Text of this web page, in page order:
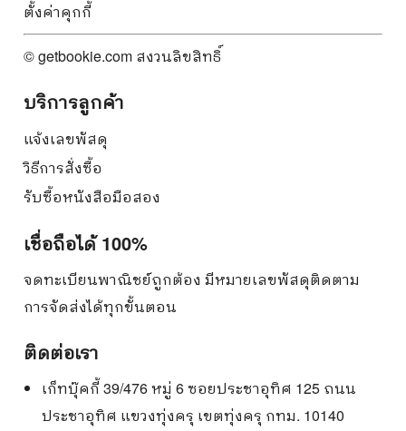
ตั้งค่าคุกกี้
© getbookie.com สงวนลิขสิทธิ์
บริการลูกค้า
แจ้งเลขพัสดุ
วิธีการสั่งซื้อ
รับซื้อหนังสือมือสอง
เชื่อถือได้ 100%
จดทะเบียนพาณิชย์ถูกต้อง มีหมายเลขพัสดุติดตาม
การจัดส่งได้ทุกขั้นตอน
ติดต่อเรา
เก็ทบุ๊คกี้ 39/476 หมู่ 6 ซอยประชาอุทิศ 125 ถนน
ประชาอุทิศ แขวงทุ่งครุ เขตทุ่งครุ กทม. 10140